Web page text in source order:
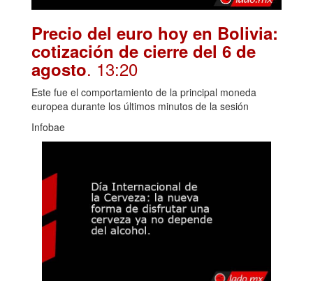
Precio del euro hoy en Bolivia:
cotización de cierre del 6 de
agosto. 13:20
Este fue el comportamiento de la principal moneda
europea durante los últimos minutos de la sesión
Infobae